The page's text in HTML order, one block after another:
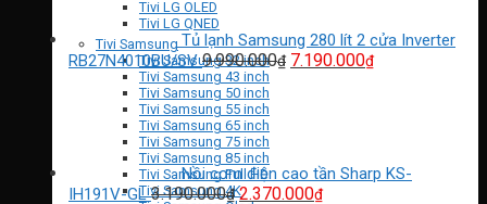
Tivi LG OLED
Tivi LG QNED
Tivi Samsung
Tivi Samsung 32 inch
Tivi Samsung 43 inch
Tivi Samsung 50 inch
Tivi Samsung 55 inch
Tivi Samsung 65 inch
Tivi Samsung 75 inch
Tivi Samsung 85 inch
Tivi Samsung Full HD
Tivi Samsung 4K
Tủ lạnh Samsung 280 lít 2 cửa Inverter
RB27N4010BU/SV 9.990.000₫ Giá
7.190.000₫Giá
Nồi cơm điện cao tần Sharp KS-
IH191V-GL 3.190.000₫Giá
2.370.000₫Giá